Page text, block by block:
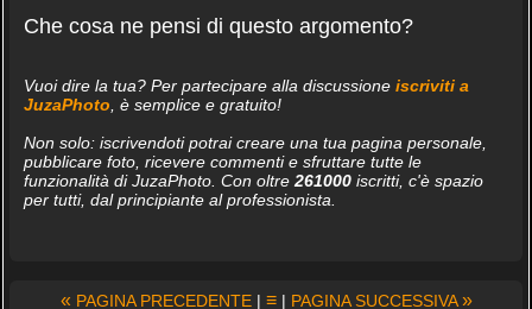
Che cosa ne pensi di questo argomento?
Vuoi dire la tua? Per partecipare alla discussione iscriviti a
JuzaPhoto , è semplice e gratuito!
Non solo: iscrivendoti potrai creare una tua pagina personale,
pubblicare foto, ricevere commenti e sfruttare tutte le
funzionalità di JuzaPhoto. Con oltre 261000iscritti, c'è spazio
per tutti, dal principiante al professionista.
« PAGINA PRECEDENTE| ≡| PAGINA SUCCESSIVA»